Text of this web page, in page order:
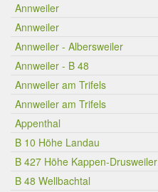
Annweiler
Annweiler
Annweiler - Albersweiler
Annweiler - B 48
Annweiler am Trifels
Annweiler am Trifels
Appenthal
B 10 Höhe Landau
B 427 Höhe Kappen-Drusweiler
B 48 Wellbachtal